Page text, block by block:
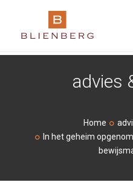
advies
Home
In het geheim